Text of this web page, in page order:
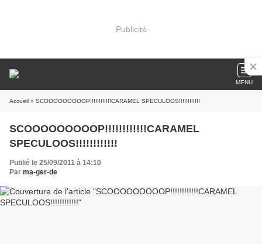
Publicité
MENU
Accueil » SCOOOOOOOOOP!!!!!!!!!!!!CARAMEL SPECULOOS!!!!!!!!!!!!
SCOOOOOOOOOP!!!!!!!!!!!!CARAMEL
SPECULOOS!!!!!!!!!!!!
Publié le 25/09/2011 à 14:10
Par ma-ger-de